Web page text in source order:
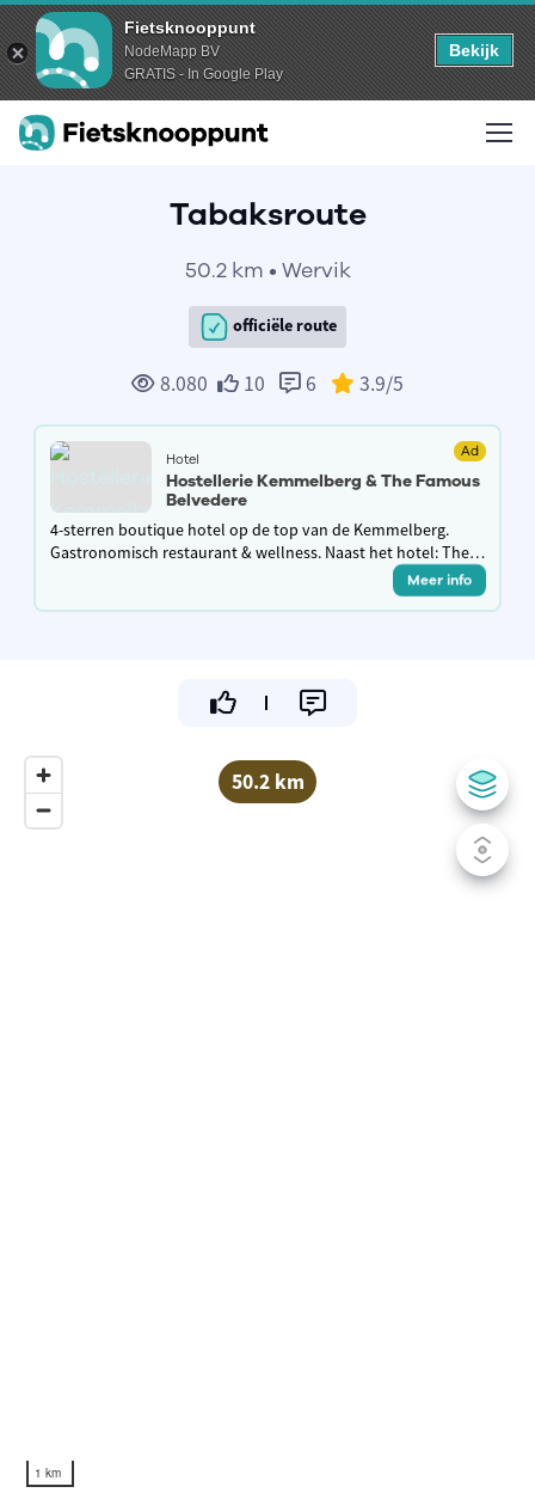
Fietsknooppunt
NodeMapp BV
GRATIS - In Google Play
Bekijk
Tabaksroute
50.2 km • Wervik
officiële route
8.080 10 6 3.9/5
Hotel Ad
Hostellerie Kemmelberg & The Famous
Belvedere
4-sterren boutique hotel op de top van de Kemmelberg.
Gastronomisch restaurant & wellness. Naast het hotel: The
Famous Belvedere — ribbetjes, tearoom of apéro inMeer info
50.2 km
1 km